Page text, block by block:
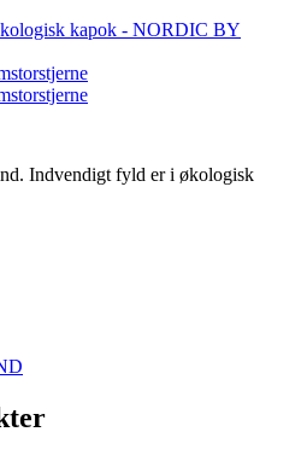
Indvendigt fyld er i økologisk